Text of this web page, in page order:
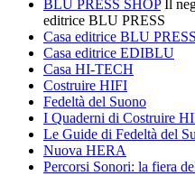
BLU PRESS SHOPIl
editrice BLU PRESS
Casa editrice BLU PRESS
Casa editrice EDIBLU
Casa HI-TECH
Costruire HIFI
Fedeltà del Suono
I Quaderni di Costruire
Le Guide di Fedeltà del
Nuova HERA
Percorsi Sonori: la fiera